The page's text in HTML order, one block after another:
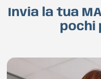
Invia la tua
pochi